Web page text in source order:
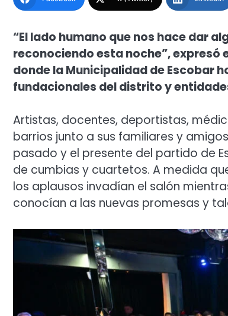
“El lado humano que nos hace dar
reconociendo esta noche”, expresó
donde la Municipalidad de Escobar
fundacionales del distrito y
Artistas, docentes, deportistas,
barrios junto a sus familiares y
pasado y el presente del partido de
de cumbias y cuartetos. A medida
los aplausos invadían el salón
conocían a las nuevas promesas y